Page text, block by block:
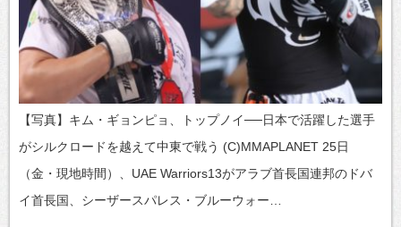
【写真】キム・ギョンピョ、トップノイ──日本で活躍した選手
がシルクロードを越えて中東で戦う (C)MMAPLANET 25日
（金・現地時間）、UAE Warriors13がアラブ首長国連邦のドバ
イ首長国、シーザースパレス・ブルーウォー…